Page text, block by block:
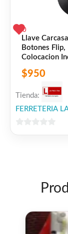
0
Llave
Botones Flip,
Colocacion
$950
Tienda:
FERRETERIA